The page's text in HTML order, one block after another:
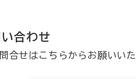
合わせ
合せはこちらからお願いいた